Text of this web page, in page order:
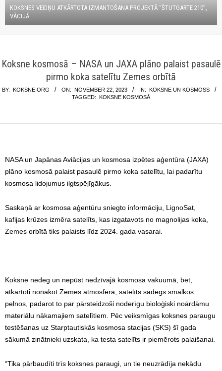
KOKSNES VEIDŅU ATKĀRTOTA IZMANTOŠANA PROJEKTĀ “ŠTUTGARTE 210”,
VĀCIJĀ
Koksne kosmosā – NASA un JAXA plāno palaist pasaulē
pirmo koka satelītu Zemes orbītā
BY: KOKSNE.ORG ON: NOVEMBER 22, 2023 IN:
KOKSNE UN KOSMOSS
TAGGED:
KOKSNE KOSMOSĀ
NASA un Japānas Aviācijas un kosmosa izpētes aģentūra (JAXA)
plāno kosmosā palaist pasaulē pirmo koka satelītu, lai padarītu
kosmosa lidojumus ilgtspējīgākus.
Saskaņā ar kosmosa aģentūru sniegto informāciju, LignoSat,
kafijas krūzes izmēra satelīts, kas izgatavots no magnolijas koka,
Zemes orbītā tiks palaists līdz 2024. gada vasarai.
Koksne nedeg un nepūst nedzīvajā kosmosa vakuumā, bet,
atkārtoti nonākot Zemes atmosfērā, satelīts sadegs smalkos
pelnos, padarot to par pārsteidzoši noderīgu bioloģiski noārdāmu
materiālu nākamajiem satelītiem. Pēc veiksmīgas koksnes paraugu
testēšanas uz Starptautiskās kosmosa stacijas (SKS) šī gada
sākumā zinātnieki uzskata, ka testa satelīts ir piemērots palaišanai.
“Tika pārbaudīti trīs koksnes paraugi, un tie neuzrādīja nekādu